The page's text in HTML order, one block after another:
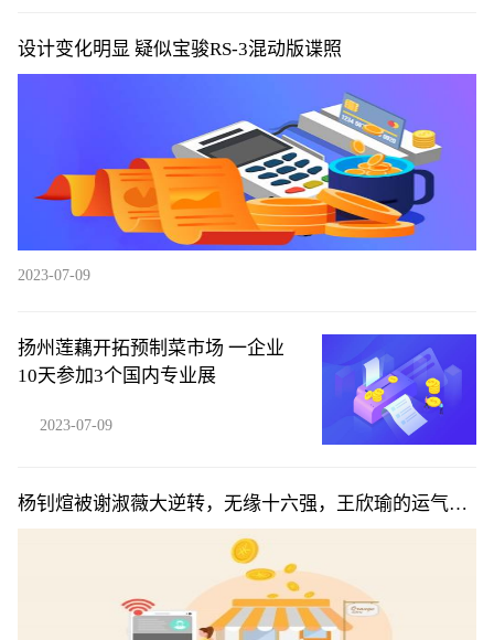
设计变化明显 疑似宝骏RS-3混动版谍照
2023-07-09
扬州莲藕开拓预制菜市场 一企业
10天参加3个国内专业展
2023-07-09
杨钊煊被谢淑薇大逆转，无缘十六强，王欣瑜的运气真
不错